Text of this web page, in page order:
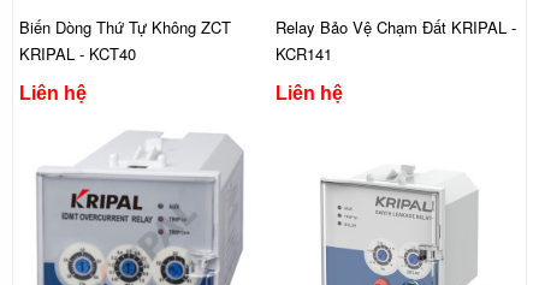
Biến Dòng Thứ Tự Không ZCT
KRIPAL - KCT40
Liên hệ
Relay Bảo Vệ Chạm Đất KRIPAL -
KCR141
Liên hệ